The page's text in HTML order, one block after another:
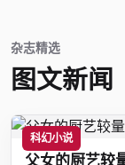
杂志精选
图文新闻
科幻小说
父女的厨艺较